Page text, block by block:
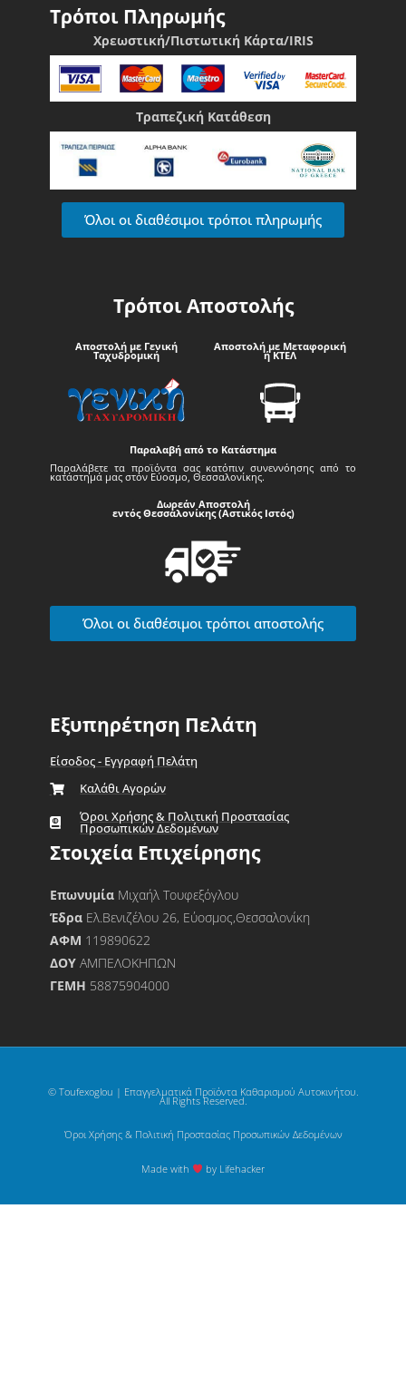
Τρόποι Πληρωμής
Χρεωστική/Πιστωτική Κάρτα/IRIS
Τραπεζική Κατάθεση
Όλοι οι διαθέσιμοι τρόποι πληρωμής
Τρόποι Αποστολής
Αποστολή με Γενική
Ταχυδρομική
Αποστολή με Μεταφορική
ή ΚΤΕΛ
Παραλαβή από το Κατάστημα
Παραλάβετε τα προϊόντα σας κατόπιν συνεννόησης από το
κατάστημά μας στον Εύοσμο, Θεσσαλονίκης.
Δωρεάν Αποστολή
εντός Θεσσαλονίκης (Αστικός Ιστός)
Όλοι οι διαθέσιμοι τρόποι αποστολής
Εξυπηρέτηση Πελάτη
Είσοδος - Εγγραφή Πελάτη
Καλάθι Αγορών
Όροι Χρήσης & Πολιτική Προστασίας
Προσωπικών Δεδομένων
Στοιχεία Επιχείρησης
Επωνυμία Μιχαήλ Τουφεξόγλου
Έδρα Ελ.Βενιζέλου 26, Εύοσμος,Θεσσαλονίκη
ΑΦΜ 119890622
ΔΟΥΑΜΠΕΛΟΚΗΠΩΝ
ΓΕΜΗ 58875904000
© Toufexoglou | Επαγγελματικά Προϊόντα Καθαρισμού Αυτοκινήτου.
All Rights Reserved.
Όροι Χρήσης & Πολιτική Προστασίας Προσωπικών Δεδομένων
Made with by Lifehacker